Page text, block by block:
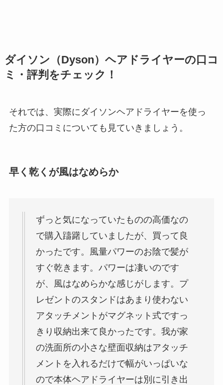
ダイソン（Dyson）ヘアドライヤーの口コ
ミ・評判をチェック！
それでは、実際にダイソンヘアドライヤーを使っ
た方の口コミについても見ていきましょう。
早く乾くが風はなめらか
ずっと気になっていたものの高価なの
で購入躊躇していましたが、買って良
かったです。風量パワーのお陰で髪が
すぐ乾きます。パワーは凄いのです
が、風はなめらかな感じがします。プ
レゼントのスタンドはあまり使わない
アタッチメントがマグネット式ですっ
きり収納出来て良かったです。我が家
の洗面所の小さな壁面収納はアタッチ
メントを入れるだけで幅がいっぱいな
ので本体ヘアドライヤーは別に引き出